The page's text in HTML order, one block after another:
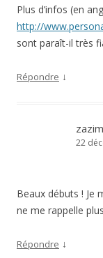
Plus d’infos (en
http://
sont paraît-il très
Répondre ↓
22
Beaux débuts ! Je
ne me rappelle
Répondre ↓